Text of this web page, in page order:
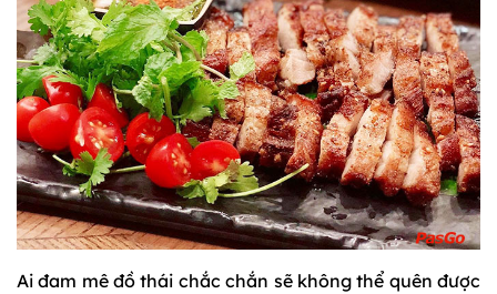
Ai đam mê đồ thái chắc chắn sẽ không thể quên được